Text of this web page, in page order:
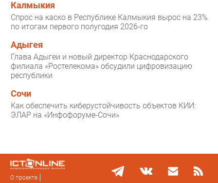
Калмыкия
Спрос на каско в Республике Калмыкия вырос на 23%
по итогам первого полугодия 2026-го
Адыгея
Глава Адыгеи и новый директор Краснодарского
филиала «Ростелекома» обсудили цифровизацию
республики
Сочи
Как обеспечить киберустойчивость объектов КИИ:
ЭЛАР на «Инфофоруме-Сочи»
О проекте